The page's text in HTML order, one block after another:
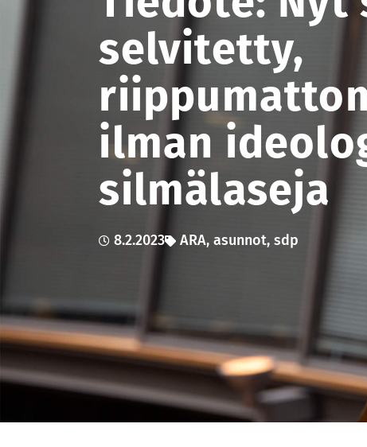
selvitetty,
ilman
silmälaseja
8.2.2023 ARA,asunnot,sdp